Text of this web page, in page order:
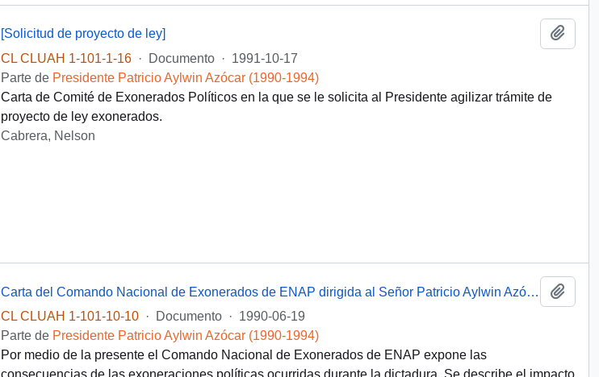
[Solicitud de proyecto de ley]
CL CLUAH 1-101-1-16
· Documento · 1991-10-17
Parte de Presidente Patricio Aylwin Azócar (1990-1994)
Carta de Comité de Exonerados Políticos en la que se le solicita al Presidente agilizar trámite de
proyecto de ley exonerados.
Cabrera, Nelson
Carta del Comando Nacional de Exonerados de ENAP dirigida al Señor Patricio Aylwin Azócar Presidente de la República de Chile
CL CLUAH 1-101-10-10
· Documento · 1990-06-19
Parte de Presidente Patricio Aylwin Azócar (1990-1994)
Por medio de la presente el Comando Nacional de Exonerados de ENAP expone las
consecuencias de las exoneraciones políticas ocurridas durante la dictadura. Se describe el impacto